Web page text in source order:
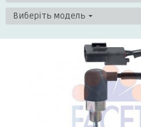
Виберіть модель